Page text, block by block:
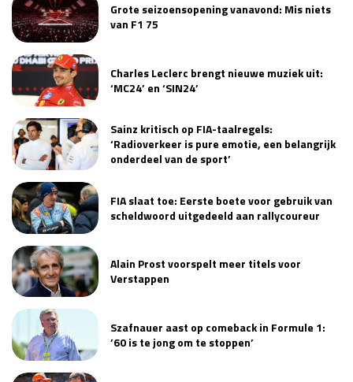
Grote seizoensopening vanavond: Mis niets
van F1 75
Charles Leclerc brengt nieuwe muziek uit:
‘MC24’ en ‘SIN24’
Sainz kritisch op FIA-taalregels:
‘Radioverkeer is pure emotie, een belangrijk
onderdeel van de sport’
FIA slaat toe: Eerste boete voor gebruik van
scheldwoord uitgedeeld aan rallycoureur
Alain Prost voorspelt meer titels voor
Verstappen
Szafnauer aast op comeback in Formule 1:
’60 is te jong om te stoppen’